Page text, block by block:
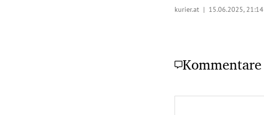
kurier.at | 15.06.2025, 21:14
Kommentare